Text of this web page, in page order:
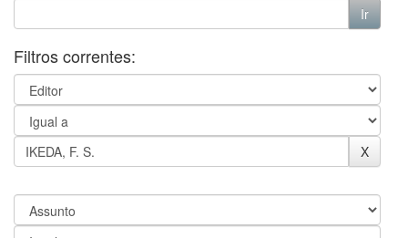
Filtros correntes: